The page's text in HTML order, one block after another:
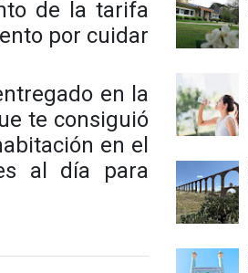
de la tarifa
por cuidar
en la
te consiguió
en el
al día para